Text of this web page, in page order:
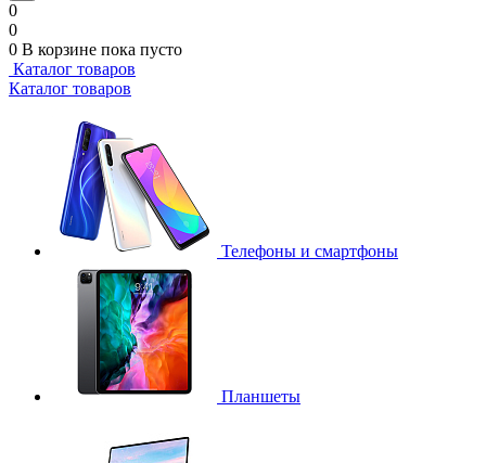
0
0
0 В корзине пока пусто
Каталог товаров
Каталог товаров
Телефоны и смартфоны
Планшеты